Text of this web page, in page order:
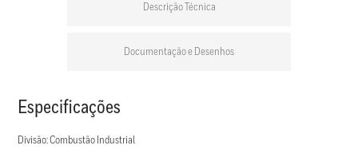
Descrição Técnica
Documentação e Desenhos
Especificações
Divisão: Combustão Industrial